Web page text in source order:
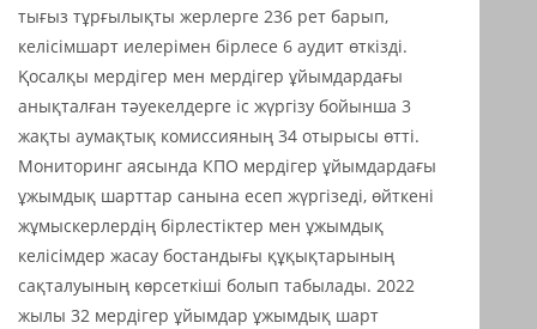
тығыз тұрғылықты жерлерге 236 рет барып,
келісімшарт иелерімен бірлесе 6 аудит өткізді.
Қосалқы мердігер мен мердігер ұйымдардағы
анықталған тәуекелдерге іс жүргізу бойынша 3
жақты аумақтық комиссияның 34 отырысы өтті.
Мониторинг аясында КПО мердігер ұйымдардағы
ұжымдық шарттар санына есеп жүргізеді, өйткені
жұмыскерлердің бірлестіктер мен ұжымдық
келісімдер жасау бостандығы құқықтарының
сақталуының көрсеткіші болып табылады. 2022
жылы 32 мердігер ұйымдар ұжымдық шарт